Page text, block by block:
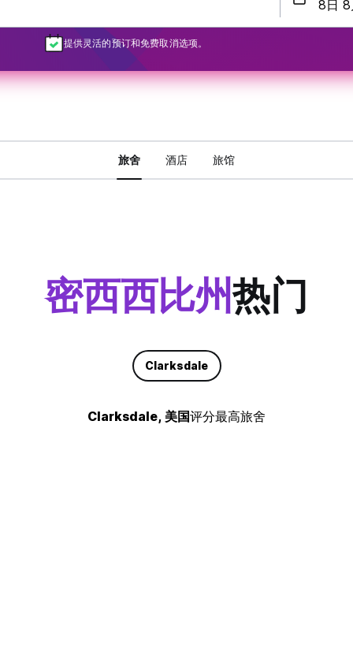
提供灵活的预订和免费取消选项。
旅舍 酒店 旅馆
密西西比州热门
Clarksdale
Clarksdale, 美国评分最高旅舍